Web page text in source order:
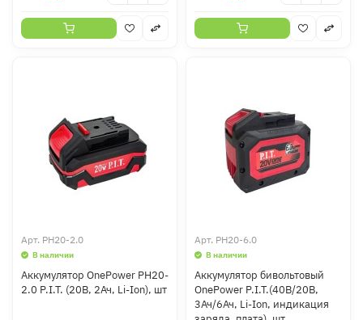
Арт. PH20-2.0
В наличии
Аккумулятор OnePower PH20-
2.0 P.I.T. (20В, 2Ач, Li-Ion), шт
Арт. PH20-6.0
В наличии
Аккумулятор бивольтовый
OnePower P.I.T.(40В/20В,
3Ач/6Ач, Li-Ion, индикация